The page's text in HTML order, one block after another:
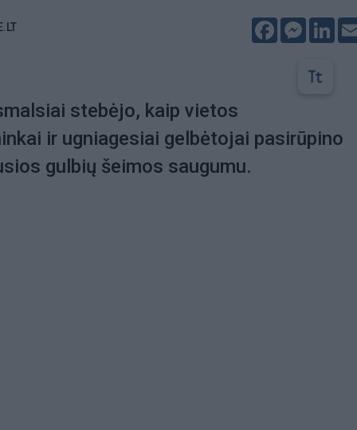
Facebook
stebėjo, kaip vietos
ir ugniagesiai gelbėtojai pasirūpino
gulbių šeimos saugumu.